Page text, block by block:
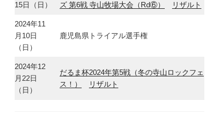
15日（日）
ズ 第6戦 寺山牧場大会（Rd⑥）
リザルト
2024年11
月10日
（日）
鹿児島県トライアル選手権
2024年12
月22日
（日）
だるま杯2024年第5戦（冬の寺山ロックフェ
ス！）
リザルト